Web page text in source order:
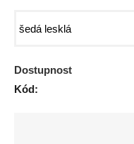
Dostupnost
Kód: